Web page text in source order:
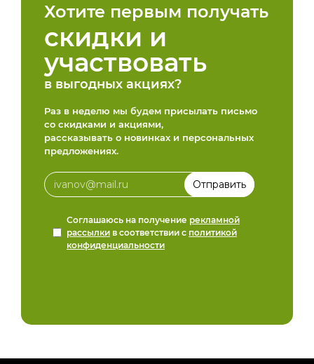
Хотите первым получать
скидки и
участвовать
в выгодных акциях?
Раз в неделю мы будем присылать письмо
со скидками и акциями,
рассказывать о новинках и персональных
предложениях.
Соглашаюсь на получение рекламной
рассылки в соответствии с политикой
конфиденциальности